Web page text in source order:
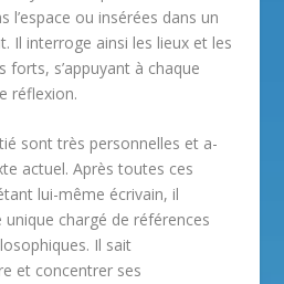
l’espace ou insérées dans un
Il interroge ainsi les lieux et les
forts, s’appuyant à chaque
réflexion.
sont très personnelles et a-
actuel. Après toutes ces
lui-même écrivain, il
chargé de références
Il sait
et concentrer ses